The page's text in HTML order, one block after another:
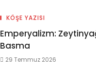
KÖŞE YAZISI
Emperyalizm:
Basma
29 Temmuz 2026